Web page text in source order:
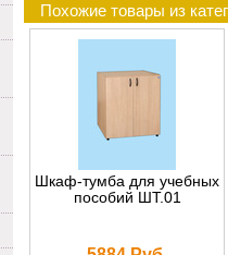
Похожие товары из
Шкаф-тумба для учебных
пособий ШТ.01